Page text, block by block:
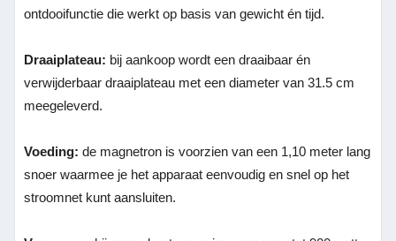
ontdooifunctie die werkt op basis van gewicht én tijd.
Draaiplateau: bij aankoop wordt een draaibaar én
verwijderbaar draaiplateau met een diameter van 31.5 cm
meegeleverd.
Voeding:de magnetron is voorzien van een 1,10 meter lang
snoer waarmee je het apparaat eenvoudig en snel op het
stroomnet kunt aansluiten.